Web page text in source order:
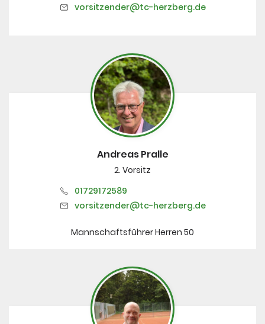
vorsitzender@tc-herzberg.de
Andreas Pralle
2. Vorsitz
01729172589
vorsitzender@tc-herzberg.de
Mannschaftsführer Herren 50